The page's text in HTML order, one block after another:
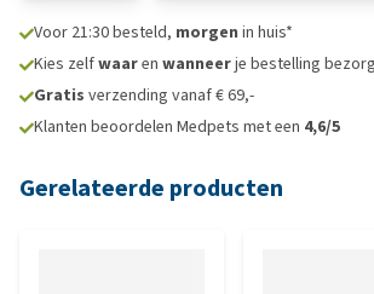
Voor 21:30 besteld, morgen in huis*
Kies zelfwaaren wanneerje bestelling
Gratis verzending vanaf € 69,-
Klanten beoordelen Medpets met een 4,6/5
Gerelateerde producten